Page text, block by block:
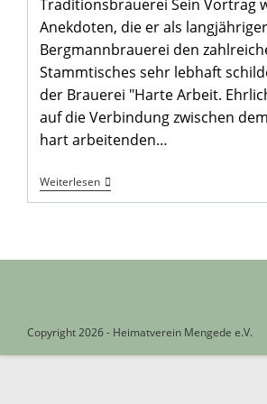
Traditionsbrauerei Sein Vortrag
Anekdoten, die er als
Bergmannbrauerei den
Stammtisches sehr lebhaft
der Brauerei "Harte Arbeit.
auf die Verbindung zwischen
hart arbeitenden…
WeiterlesenDie
Bergmann-
Copyright 2026 - Heimatverein Mengede e.V.